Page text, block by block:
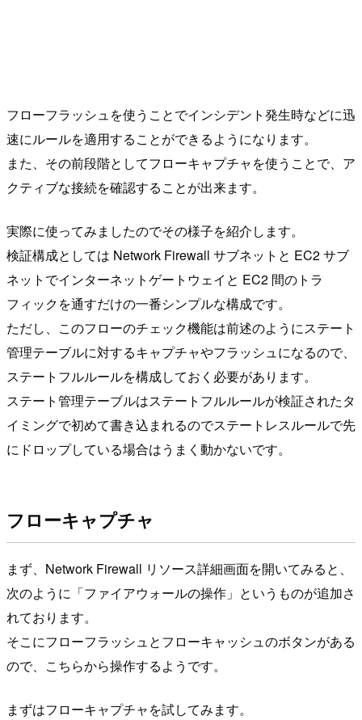
フローフラッシュを使うことでインシデント発生時などに迅
速にルールを適用することができるようになります。
また、その前段階としてフローキャプチャを使うことで、ア
クティブな接続を確認することが出来ます。
実際に使ってみましたのでその様子を紹介します。
検証構成としては Network Firewall サブネットと EC2 サブ
ネットでインターネットゲートウェイと EC2 間のトラ
フィックを通すだけの一番シンプルな構成です。
ただし、このフローのチェック機能は前述のようにステート
管理テーブルに対するキャプチャやフラッシュになるので、
ステートフルルールを構成しておく必要があります。
ステート管理テーブルはステートフルルールが検証されたタ
イミングで初めて書き込まれるのでステートレスルールで先
にドロップしている場合はうまく動かないです。
フローキャプチャ
まず、Network Firewall リソース詳細画面を開いてみると、
次のように「ファイアウォールの操作」というものが追加さ
れております。
そこにフローフラッシュとフローキャッシュのボタンがある
ので、こちらから操作するようです。
まずはフローキャプチャを試してみます。